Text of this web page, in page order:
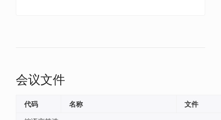
会议文件
代码 名称 文件